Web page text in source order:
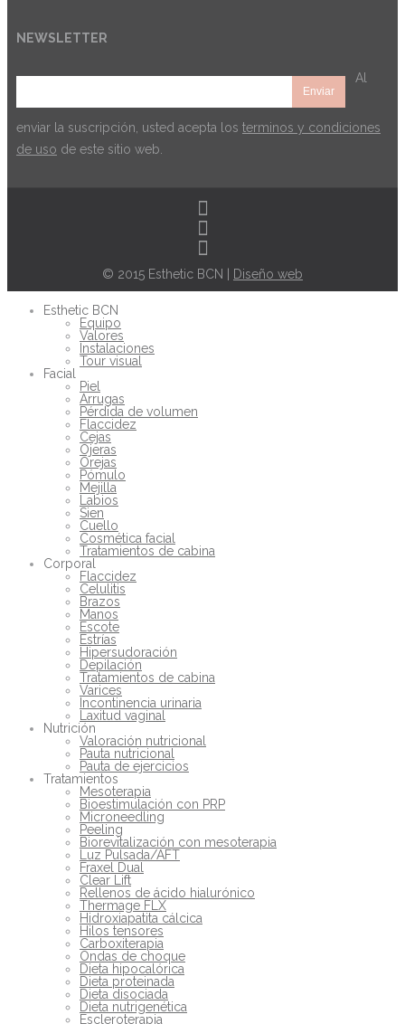
NEWSLETTER
Al
enviar la suscripción, usted acepta los terminos y condiciones
de uso de este sitio web.
© 2015 Esthetic BCN | Diseño web
Esthetic BCN
Equipo
Valores
Instalaciones
Tour visual
Facial
Piel
Arrugas
Pérdida de volumen
Flaccidez
Cejas
Ojeras
Orejas
Pómulo
Mejilla
Labios
Sien
Cuello
Cosmética facial
Tratamientos de cabina
Corporal
Flaccidez
Celulitis
Brazos
Manos
Escote
Estrías
Hipersudoración
Depilación
Tratamientos de cabina
Varices
Incontinencia urinaria
Laxitud vaginal
Nutrición
Valoración nutricional
Pauta nutricional
Pauta de ejercicios
Tratamientos
Mesoterapia
Bioestimulación con PRP
Microneedling
Peeling
Biorevitalización con mesoterapia
Luz Pulsada/AFT
Fraxel Dual
Clear Lift
Rellenos de ácido hialurónico
Thermage FLX
Hidroxiapatita cálcica
Hilos tensores
Carboxiterapia
Ondas de choque
Dieta hipocalórica
Dieta proteinada
Dieta disociada
Dieta nutrigenética
Escleroterapia